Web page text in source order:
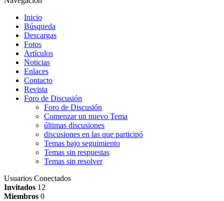
Inicio
Búsqueda
Descargas
Fotos
Artículos
Noticias
Enlaces
Contacto
Revista
Foro de Discusión
Foro de Discusión
Comenzar un nuevo Tema
últimas discusiones
discusiones en las que participó
Temas bajo seguimiento
Temas sin respuestas
Temas sin resolver
Usuarios Conectados
Invitados 12
Miembros 0